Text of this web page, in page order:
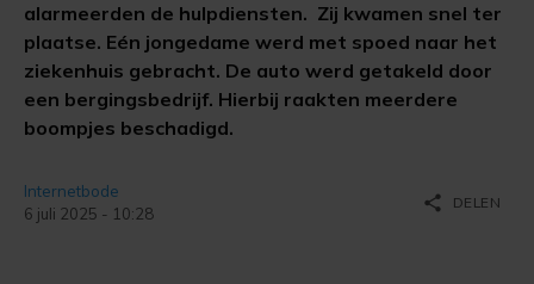
alarmeerden de hulpdiensten. Zij kwamen snel ter
plaatse. Eén jongedame werd met spoed naar het
ziekenhuis gebracht. De auto werd getakeld door
een bergingsbedrijf. Hierbij raakten meerdere
boompjes beschadigd.
Internetbode
6 juli 2025 - 10:28
share DELEN